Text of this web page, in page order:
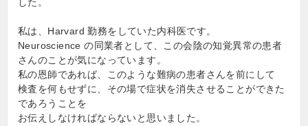
した。
私は、Harvard 勤務をしていた内科医です。
Neuroscience の同業者として、この会陰の知覚異常の患者
さんのことが気になっています。
私の恩師であれば、このような難病の患者さんを前にして
検査を何もせずに、その場で症状を消失させることができた
であろうことを
お伝えしなければならないと思いました。